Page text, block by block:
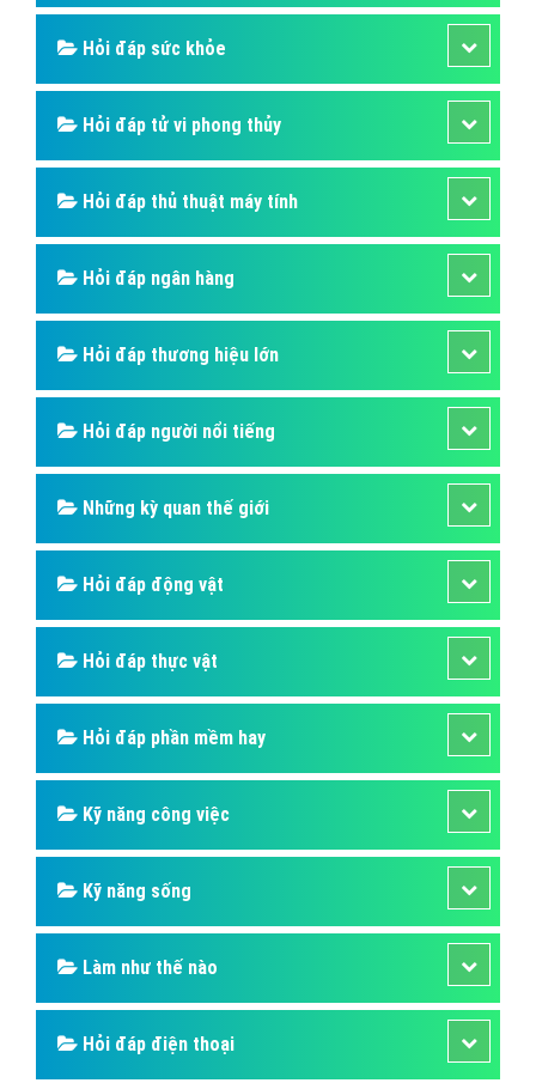
Hỏi đáp sức khỏe
Hỏi đáp tử vi phong thủy
Hỏi đáp thủ thuật máy tính
Hỏi đáp ngân hàng
Hỏi đáp thương hiệu lớn
Hỏi đáp người nổi tiếng
Những kỳ quan thế giới
Hỏi đáp động vật
Hỏi đáp thực vật
Hỏi đáp phần mềm hay
Kỹ năng công việc
Kỹ năng sống
Làm như thế nào
Hỏi đáp điện thoại